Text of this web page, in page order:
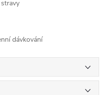
dávkování